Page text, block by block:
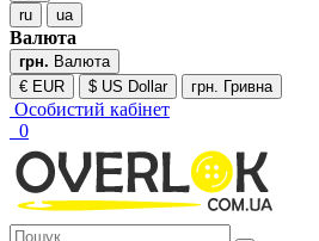
ru
ua
Валюта
грн. Валюта
€ EUR
$ US Dollar грн. Гривна
Особистий кабінет
0